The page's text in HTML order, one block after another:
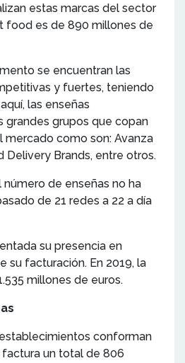
estas marcas del sector
food es de 890 millones de
se encuentran las
y fuertes, teniendo
las enseñas
grandes grupos que copan
mercado como son: Avanza
Delivery Brands, entre otros.
número de enseñas no ha
de 21 redes a 22 a día
su presencia en
su facturación. En 2019, la
millones de euros.
conforman
un total de 806